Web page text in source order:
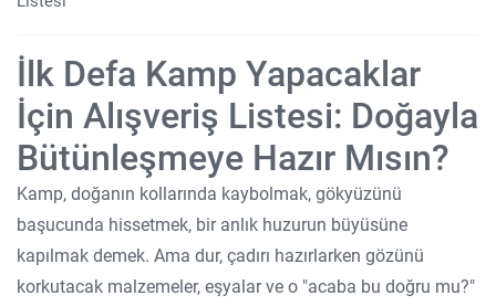
İlk Defa Kamp Yapacaklar
İçin Alışveriş Listesi: Doğayla
Bütünleşmeye Hazır Mısın?
Kamp, doğanın kollarında kaybolmak, gökyüzünü
başucunda hissetmek, bir anlık huzurun büyüsüne
kapılmak demek. Ama dur, çadırı hazırlarken gözünü
korkutacak malzemeler, eşyalar ve o "acaba bu doğru mu?"